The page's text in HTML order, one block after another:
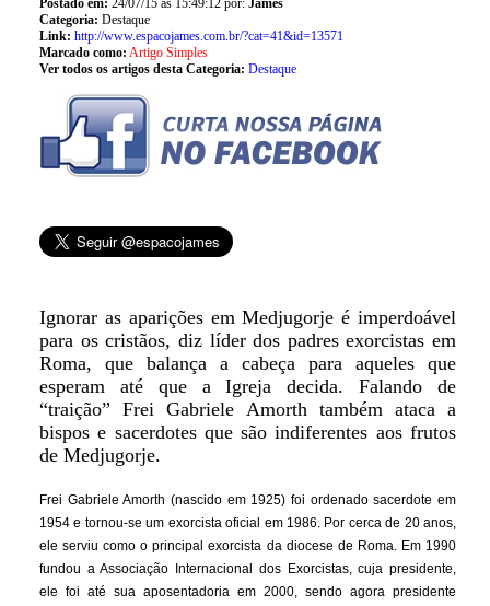
Postado em: 24/07/15 às 15:49:12 por: James
Categoria: Destaque
Link: http://www.espacojames.com.br/?cat=41&id=13571
Marcado como: Artigo Simples
Ver todos os artigos desta Categoria: Destaque
Ignorar as aparições em Medjugorje é imperdoável
para os cristãos, diz líder dos padres exorcistas em
Roma, que balança a cabeça para aqueles que
esperam até que a Igreja decida. Falando de
“traição” Frei Gabriele Amorth também ataca a
bispos e sacerdotes que são indiferentes aos frutos
de Medjugorje.
Frei Gabriele Amorth (nascido em 1925) foi ordenado sacerdote em
1954 e tornou-se um exorcista oficial em 1986. Por cerca de 20 anos,
ele serviu como o principal exorcista da diocese de Roma. Em 1990
fundou a Associação Internacional dos Exorcistas, cuja presidente,
ele foi até sua aposentadoria em 2000, sendo agora presidente